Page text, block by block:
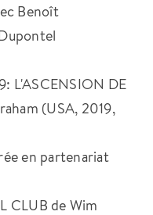
Benoît
L'ASCENSION DE
(USA, 2019,
en partenariat
CLUB de Wim